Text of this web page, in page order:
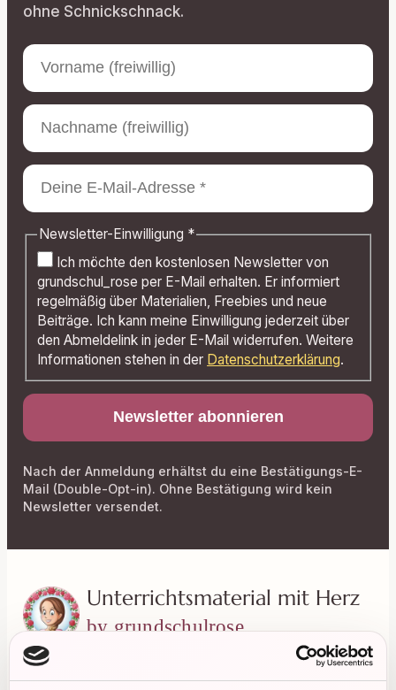
ohne Schnickschnack.
Newsletter-Einwilligung *
Ich möchte den kostenlosen Newsletter von
grundschul_rose per E-Mail erhalten. Er informiert
regelmäßig über Materialien, Freebies und neue
Beiträge. Ich kann meine Einwilligung jederzeit über
den Abmeldelink in jeder E-Mail widerrufen. Weitere
Informationen stehen in der Datenschutzerklärung.
Nach der Anmeldung erhältst du eine Bestätigungs-E-
Mail (Double-Opt-in). Ohne Bestätigung wird kein
Newsletter versendet.
Unterrichtsmaterial mit Herz
by grundschulrose
Liebevoll gestaltete Materialien für einen